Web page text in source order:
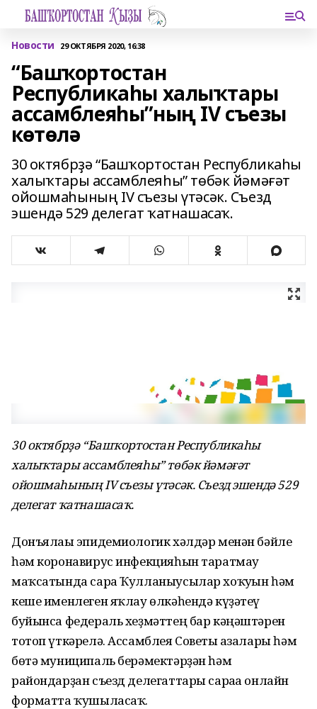
Новости 29 ОКТЯБРЯ 2020, 16:38
“Башҡортостан
Республикаһы халыҡтары
ассамблеяһы”ның IV съезы
көтөлә
30 октябрҙә “Башҡортостан Республикаһы
халыҡтары ассамблеяһы” төбәк йәмәғәт
ойошмаһының IV съезы үтәсәк. Съезд
эшендә 529 делегат ҡатнашасаҡ.
30 октябрҙә “Башҡортостан Республикаһы
халыҡтары ассамблеяһы” төбәк йәмәғәт
ойошмаһының IV съезы үтәсәк. Съезд эшендә 529
делегат ҡатнашасаҡ.
Донъялағы эпидемиологик хәлдәр менән бәйле
һәм коронавирус инфекцияһын таратмау
маҡсатында сара Ҡулланыусылар хоҡуғын һәм
кеше именлеген яҡлау өлкәһендә күҙәтеү
буйынса федераль хеҙмәттең бар кәңәштәрен
тотоп үткәрелә. Ассамблея Советы ағзалары һәм
бөтә муниципаль берәмектәрҙән һәм
райондарҙан съезд делегаттары сараға онлайн
форматта ҡушыласаҡ.